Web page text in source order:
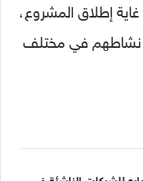
إطلاق المشروع،
نشاطهم في مختلف